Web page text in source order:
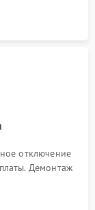
проблемы.
отключение
Демонтаж
чипов.